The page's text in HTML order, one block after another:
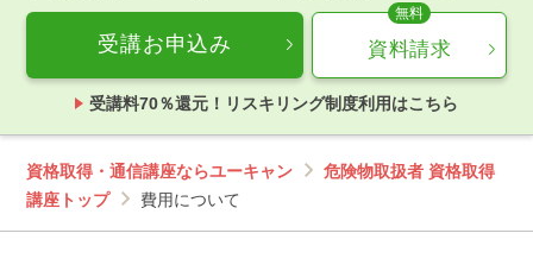
受講お申込み 資料請求
受講料70％還元！リスキリング制度利用はこちら
資格取得・通信講座ならユーキャン
危険物取扱者 資格取得
講座トップ
費用について